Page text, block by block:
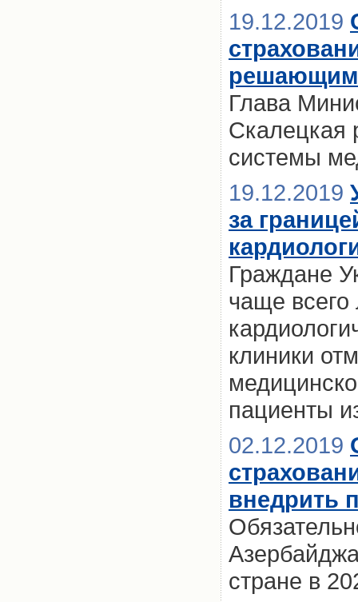
19.12.2019
решающим
Глава
Скалецкая
системы
19.12.2019
за
Граждане
чаще всего
клиники
пациенты
02.12.2019
внедрить
стране в